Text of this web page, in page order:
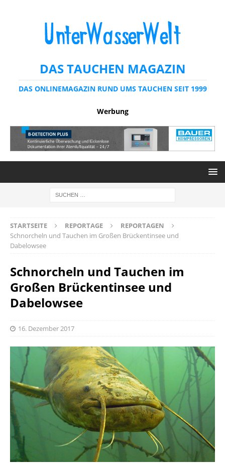
DAS TAUCHEN MAGAZIN
DAS ONLINEMAGAZIN RUND UMS TAUCHEN SEIT 1999
Werbung
STARTSEITE REPORTAGE
REPORTAGEN
Schnorcheln und Tauchen im Großen Brückentinsee und
Dabelowsee
Schnorcheln und Tauchen im
Großen Brückentinsee und
Dabelowsee
16. Dezember 2017